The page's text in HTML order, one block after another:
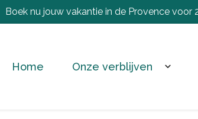
Boek nu jouw vakantie in de Provence voor
Home Onze verblijven expand_more